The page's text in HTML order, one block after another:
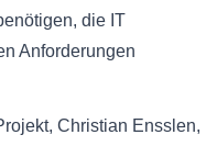
die IT
Anforderungen
Christian Ensslen